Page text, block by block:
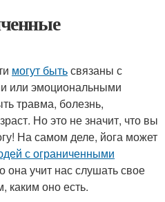
могут бытьсвязаны с
или эмоциональными
травма, болезнь,
Но это не значит, что вы
На самом деле, йога может
с ограниченными
она учит нас слушать свое
каким оно есть.